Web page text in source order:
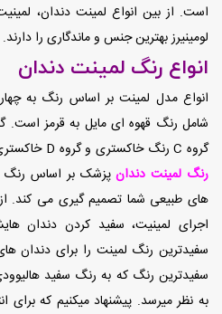
لومینیرز بهترین جنس و ماندگاری را دارند.
انواع رنگ لمینت دندان
گروه C رنگ خاکستری و گروه D خاکستری مایل به قرمز است. برای انتخاب
رنگ لمینت دندانپزشک بر اساس
های طبیعی شما تصمیم گیری می کند.
اجرای لمینیت، سفید کردن دندان
سفیدترین رنگ لمینت را برای دندان
سفیدترین رنگ که به رنگ سفید
به نظر میرسد. پیشنهاد میکنیم که برای